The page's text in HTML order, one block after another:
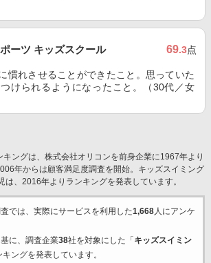
ーツ キッズスクール 69.3点
慣れさせることができたこと。思っていた
けられるようになったこと。（30代／女
キングは、株式会社オリコンを前身企業に1967年より
年からは顧客満足度調査を開始。キッズスイミング
は、2016年よりランキングを発表しています。
では、実際にサービスを利用した1,668人にアンケ
に、調査企業38社を対象にした「 キッズスイミン
ングを発表しています。